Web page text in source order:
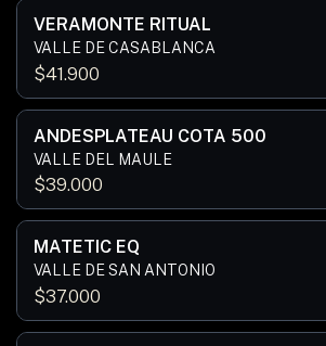
VERAMONTE RITUAL
VALLE DE CASABLANCA
$41.900
ANDESPLATEAU COTA 500
VALLE DEL MAULE
$39.000
MATETIC EQ
VALLE DE SAN ANTONIO
$37.000